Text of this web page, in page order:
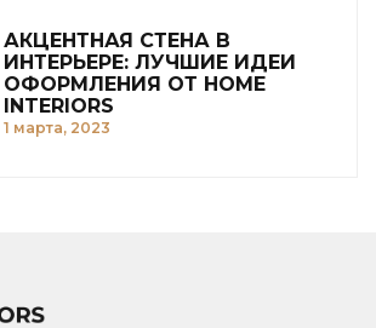
АКЦЕНТНАЯ СТЕНА В
ИНТЕРЬЕРЕ: ЛУЧШИЕ ИДЕИ
ОФОРМЛЕНИЯ ОТ HOME
INTERIORS
1 марта, 2023